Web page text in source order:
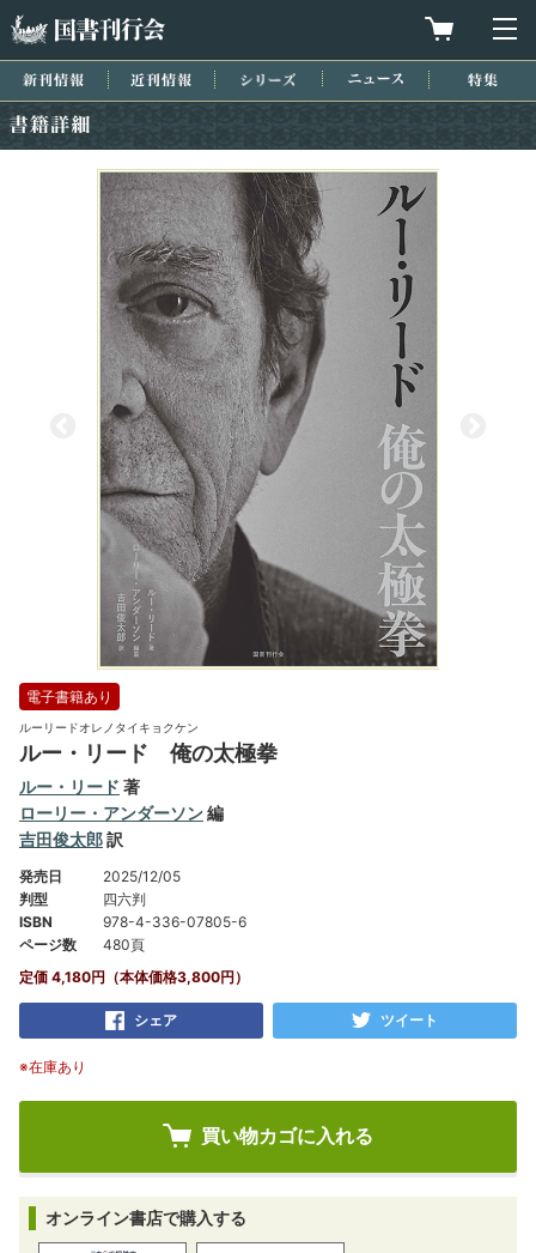
買物カゴを
新刊情報 近刊情報 シリーズ ニュース
電子書籍あり
ルーリードオレノタイキョクケン
ルー・リード 俺の太極拳
ルー・リード 著
ローリー・アンダーソン編
吉田俊太郎訳
発売日
2025/12/05
判型
四六判
ISBN
978-4-336-07805-6
ページ数
480頁
定価 4,180円（本体価格3,800円）
シェア ツイート
※在庫あり
オンライン書店で購入する